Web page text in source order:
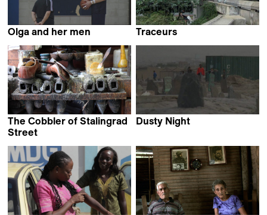
Olga and her men
Traceurs
The Cobbler of Stalingrad
Street
Magali Fouquet
Dusty Night